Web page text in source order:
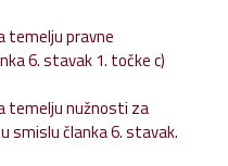
temelju pravne
6. stavak 1. točke c)
temelju nužnosti za
smislu članka 6. stavak.